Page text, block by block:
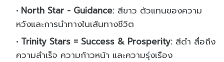
North Star - Guidance: สีขาว ตัวแทนของความ
หวังและการนำทางในเส้นทางชีวิต
Trinity Stars = Success & Prosperity: สีดำ สื่อถึง
ความสำเร็จ ความก้าวหน้า และความรุ่งเรือง